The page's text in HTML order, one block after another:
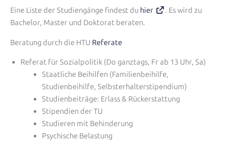
Eine Liste der Studiengänge findest du hier
. Es wird zu
Bachelor, Master und Doktorat beraten.
Beratung durch die HTU Referate
Referat für Sozialpolitik (Do ganztags, Fr ab 13 Uhr, Sa)
Staatliche Beihilfen (Familienbeihilfe,
Studienbeihilfe, Selbsterhalterstipendium)
Studienbeiträge: Erlass & Rückerstattung
Stipendien der TU
Studieren mit Behinderung
Psychische Belastung